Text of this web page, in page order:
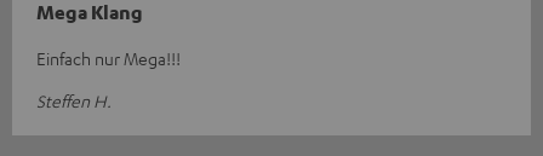
Mega Klang
Einfach nur Mega!!!
Steffen H.